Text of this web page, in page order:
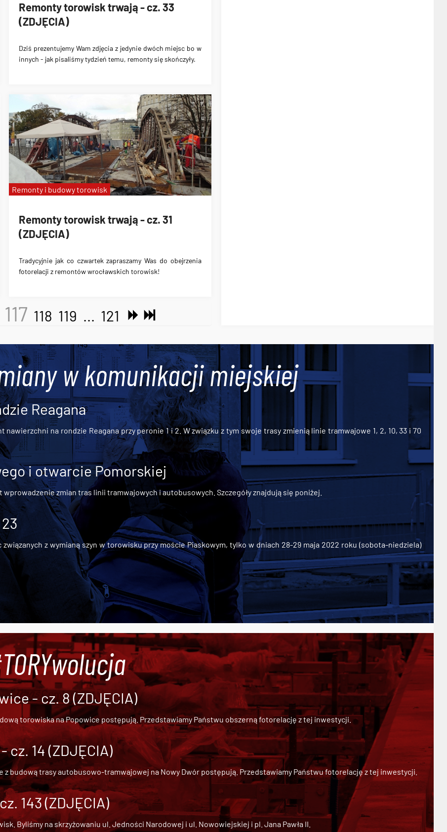
Remonty torowisk trwają - cz. 33
(ZDJĘCIA)
Dziś prezentujemy Wam zdjęcia z jedynie dwóch miejsc bo w
innych - jak pisaliśmy tydzień temu, remonty się skończyły.
Remonty torowisk trwają - cz. 31
(ZDJĘCIA)
Tradycyjnie jak co czwartek zapraszamy Was do obejrzenia
fotorelacji z remontów wrocławskich torowisk!
Remonty i budowy torowisk
117 118 119 ... 121
w komunikacji miejskiej
Reagana
na rondzie Reagana przy peronie 1 i 2. W związku z tym swoje trasy zmienią linie tramwajowe 1, 2, 10, 33 i 70
i otwarcie Pomorskiej
zmian tras linii tramwajowych i autobusowych. Szczegóły znajdują się poniżej.
z wymianą szyn w torowisku przy moście Piaskowym, tylko w dniach 28-29 maja 2022 roku (sobota-niedziela)
- cz. 8 (ZDJĘCIA)
torowiska na Popowice postępują. Przedstawiamy Państwu obszerną fotorelację z tej inwestycji.
cz. 14 (ZDJĘCIA)
zbudową trasy autobusowo-tramwajowej na Nowy Dwórpostępują. Przedstawiamy Państwu fotorelację z tej inwestycji.
143 (ZDJĘCIA)
Byliśmy na skrzyżowaniu ul. Jedności Narodowej i ul. Nowowiejskiej i pl. Jana Pawła II.